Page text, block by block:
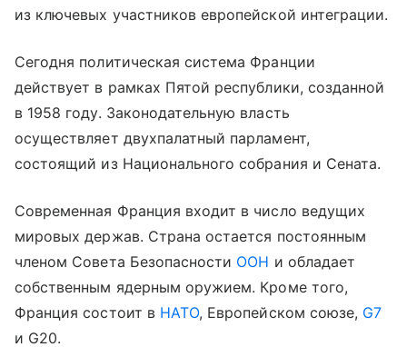
из ключевых участников европейской интеграции.
Сегодня политическая система Франции
действует в рамках Пятой республики, созданной
в 1958 году. Законодательную власть
осуществляет двухпалатный парламент,
состоящий из Национального собрания и Сената.
Современная Франция входит в число ведущих
мировых держав. Страна остается постоянным
членом Совета Безопасности ООН и обладает
собственным ядерным оружием. Кроме того,
Франция состоит в НАТО, Европейском союзе, G7
и G20.